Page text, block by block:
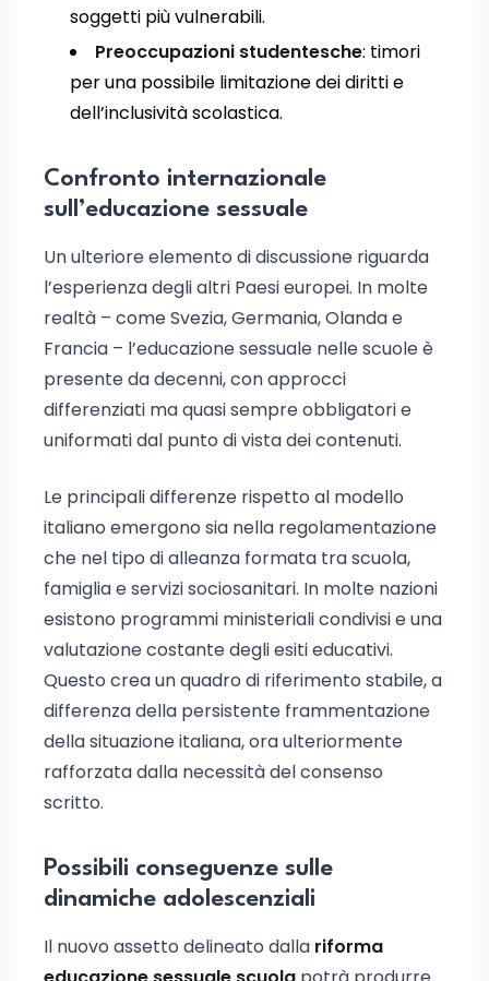
soggetti più vulnerabili.
Preoccupazioni studentesche: timori
per una possibile limitazione dei diritti e
dell’inclusività scolastica.
Confronto internazionale
sull’educazione sessuale
Un ulteriore elemento di discussione riguarda
l’esperienza degli altri Paesi europei. In molte
realtà – come Svezia, Germania, Olanda e
Francia – l’educazione sessuale nelle scuole è
presente da decenni, con approcci
differenziati ma quasi sempre obbligatori e
uniformati dal punto di vista dei contenuti.
Le principali differenze rispetto al modello
italiano emergono sia nella regolamentazione
che nel tipo di alleanza formata tra scuola,
famiglia e servizi sociosanitari. In molte nazioni
esistono programmi ministeriali condivisi e una
valutazione costante degli esiti educativi.
Questo crea un quadro di riferimento stabile, a
differenza della persistente frammentazione
della situazione italiana, ora ulteriormente
rafforzata dalla necessità del consenso
scritto.
Possibili conseguenze sulle
dinamiche adolescenziali
Il nuovo assetto delineato dalla riforma